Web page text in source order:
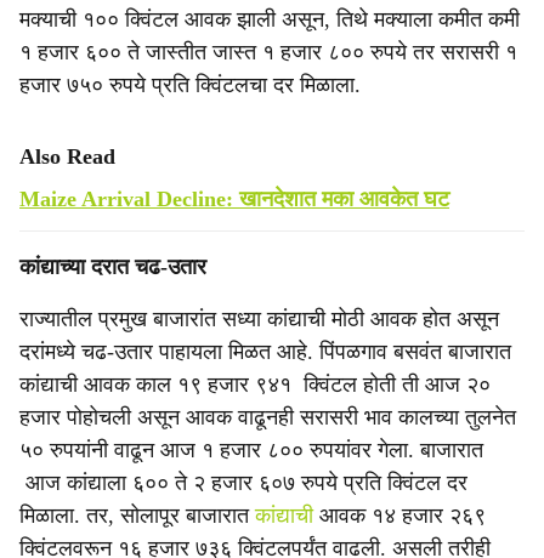
मक्याची १०० क्विंटल आवक झाली असून, तिथे मक्याला कमीत कमी
१ हजार ६०० ते जास्तीत जास्त १ हजार ८०० रुपये तर सरासरी १
हजार ७५० रुपये प्रति क्विंटलचा दर मिळाला.
Also Read
Maize Arrival Decline: खानदेशात मका आवकेत घट
कांद्याच्या दरात चढ-उतार
राज्यातील प्रमुख बाजारांत सध्या कांद्याची मोठी आवक होत असून
दरांमध्ये चढ-उतार पाहायला मिळत आहे. पिंपळगाव बसवंत बाजारात
कांद्याची आवक काल १९ हजार ९४१ क्विंटल होती ती आज २०
हजार पोहोचली असून आवक वाढूनही सरासरी भाव कालच्या तुलनेत
५० रुपयांनी वाढून आज १ हजार ८०० रुपयांवर गेला. बाजारात
आज कांद्याला ६०० ते २ हजार ६०७ रुपये प्रति क्विंटल दर
मिळाला. तर, सोलापूर बाजारातकांद्याचीआवक १४ हजार २६९
क्विंटलवरून १६ हजार ७३६ क्विंटलपर्यंत वाढली. असली तरीही